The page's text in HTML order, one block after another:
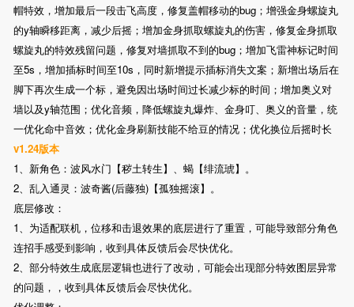
帽特效，增加最后一段击飞高度，修复盖帽移动的bug；增强金身螺旋丸
的y轴瞬移距离，减少后摇；增加金身抓取螺旋丸的伤害，修复金身抓取
螺旋丸的特效残留问题，修复对墙抓取不到的bug；增加飞雷神标记时间
至5s，增加插标时间至10s，同时新增提示插标消失文案；新增出场后在
脚下再次生成一个标，避免因出场时间过长减少标的时间；增加奥义对
墙以及y轴范围；优化音频，降低螺旋丸爆炸、金身叮、奥义的音量，统
一优化命中音效；优化金身刷新技能不给豆的情况；优化换位后摇时长
v1.24版本
1、新角色：波风水门【秽土转生】、蝎【绯流琥】。
2、乱入通灵：波奇酱(后藤独)【孤独摇滚】。
底层修改：
1、为适配联机，位移和击退效果的底层进行了重置，可能导致部分角色
连招手感受到影响，收到具体反馈后会尽快优化。
2、部分特效生成底层逻辑也进行了改动，可能会出现部分特效图层异常
的问题，，收到具体反馈后会尽快优化。